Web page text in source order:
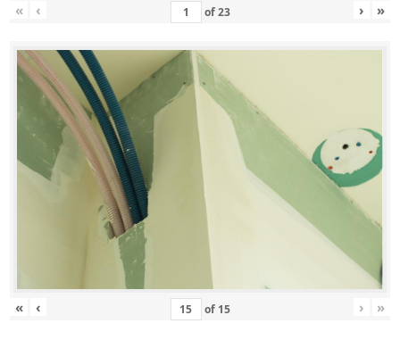
« ‹ of23 › »
« ‹ of 15 › »